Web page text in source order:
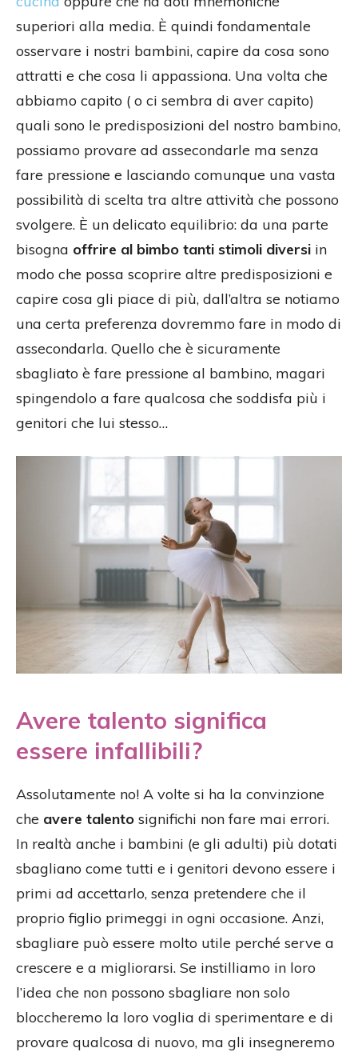
superiori alla media. È quindi fondamentale
osservare i nostri bambini, capire da cosa sono
attratti e che cosa li appassiona. Una volta che
abbiamo capito ( o ci sembra di aver capito)
quali sono le predisposizioni del nostro bambino,
possiamo provare ad assecondarle ma senza
fare pressione e lasciando comunque una vasta
possibilità di scelta tra altre attività che possono
svolgere. È un delicato equilibrio: da una parte
bisogna offrire al bimbo tanti stimoli diversi in
modo che possa scoprire altre predisposizioni e
capire cosa gli piace di più, dall’altra se notiamo
una certa preferenza dovremmo fare in modo di
assecondarla. Quello che è sicuramente
sbagliato è fare pressione al bambino, magari
spingendolo a fare qualcosa che soddisfa più i
genitori che lui stesso…
Avere talento significa
essere infallibili?
Assolutamente no! A volte si ha la convinzione
che avere talento significhi non fare mai errori.
In realtà anche i bambini (e gli adulti) più dotati
sbagliano come tutti e i genitori devono essere i
primi ad accettarlo, senza pretendere che il
proprio figlio primeggi in ogni occasione. Anzi,
sbagliare può essere molto utile perché serve a
crescere e a migliorarsi. Se instilliamo in loro
l’idea che non possono sbagliare non solo
bloccheremo la loro voglia di sperimentare e di
provare qualcosa di nuovo, ma gli insegneremo